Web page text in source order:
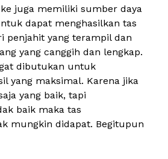
juga memiliki sumber daya
dapat menghasilkan tas
penjahit yang terampil dan
yang canggih dan lengkap.
dibutukan untuk
yang maksimal. Karena jika
yang baik, tapi
baik maka tas
mungkin didapat. Begitupun